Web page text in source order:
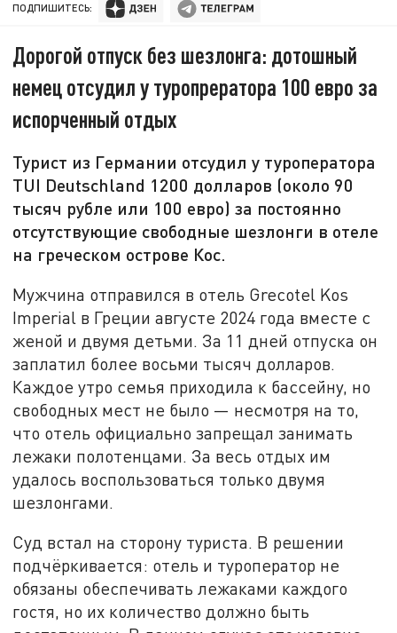
ПОДПИШИТЕСЬ:
Дорогой отпуск без шезлонга: дотошный
немец отсудил у туропрератора 100 евро за
испорченный отдых
Турист из Германии отсудил у туроператора
TUI Deutschland 1200 долларов (около 90
тысяч рубле или 100 евро) за постоянно
отсутствующие свободные шезлонги в отеле
на греческом острове Кос.
Мужчина отправился в отель Grecotel Kos
Imperial в Греции августе 2024 года вместе с
женой и двумя детьми. За 11 дней отпуска он
заплатил более восьми тысяч долларов.
Каждое утро семья приходила к бассейну, но
свободных мест не было — несмотря на то,
что отель официально запрещал занимать
лежаки полотенцами. За весь отдых им
удалось воспользоваться только двумя
шезлонгами.
Суд встал на сторону туриста. В решении
подчёркивается: отель и туроператор не
обязаны обеспечивать лежаками каждого
гостя, но их количество должно быть